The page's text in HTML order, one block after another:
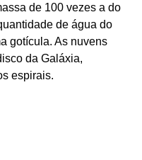
de 100 vezes a do
de água do
gotícula. As nuvens
da Galáxia,
espirais.